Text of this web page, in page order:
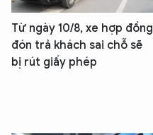
Từ ngày 10/8, xe hợp đồng
đón trả khách sai chỗ sẽ
bị rút giấy phép